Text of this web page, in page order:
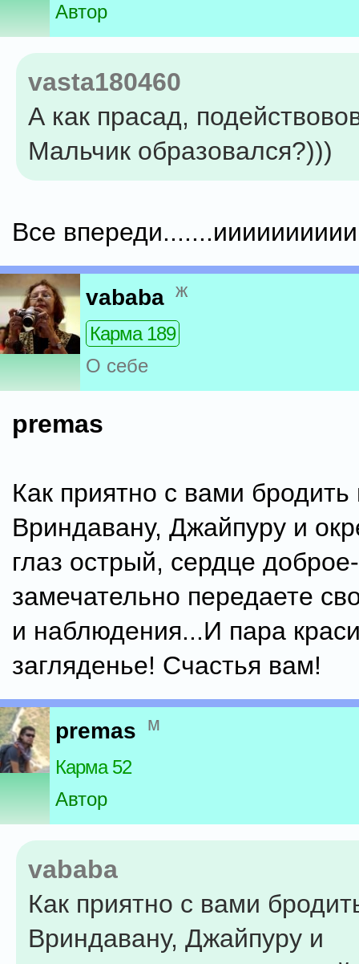
Автор
vasta180460
А как прасад,
Мальчик образовался?)))
Все
vababa ж
Карма 189
О себе
premas
Как приятно с вами бродить
Вриндавану, Джайпуру и
глаз острый, сердце доброе-
замечательно передаете
и наблюдения...И пара
загляденье! Счастья вам!
premas м
Карма 52
Автор
vababa
Как приятно с вами
Вриндавану, Джайпуру и